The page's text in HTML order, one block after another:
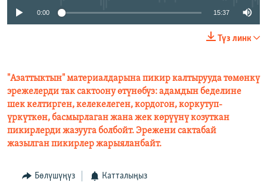
0:00 15:37
Түз линк
"Азаттыктын" материалдарына пикир калтырууда төмөнкү
эрежелерди так сактоону өтүнөбүз: адамдын беделине
шек келтирген, келекелеген, кордогон, коркутуп-
үркүткөн, басмырлаган жана жек көрүүнү козуткан
пикирлерди жазууга болбойт. Эрежени сактабай
жазылган пикирлер жарыяланбайт.
Бөлүшүңүз Катталыңыз